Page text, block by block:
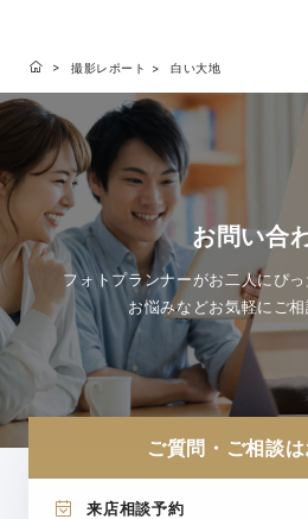
撮影レポート 白い大地
お問い合
フォトプランナーがお二人にぴっ
お悩みなどお気軽にご
ご質問・ご相談
来店相談予約